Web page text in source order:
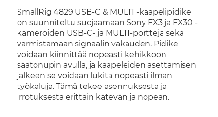
SmallRig 4829 USB-C & MULTI -kaapelipidike
on suunniteltu suojaamaan Sony FX3 ja FX30 -
kameroiden USB-C- ja MULTI-portteja sekä
varmistamaan signaalin vakauden. Pidike
voidaan kiinnittää nopeasti kehikkoon
säätönupin avulla, ja kaapeleiden asettamisen
jälkeen se voidaan lukita nopeasti ilman
työkaluja. Tämä tekee asennuksesta ja
irrotuksesta erittäin kätevän ja nopean.